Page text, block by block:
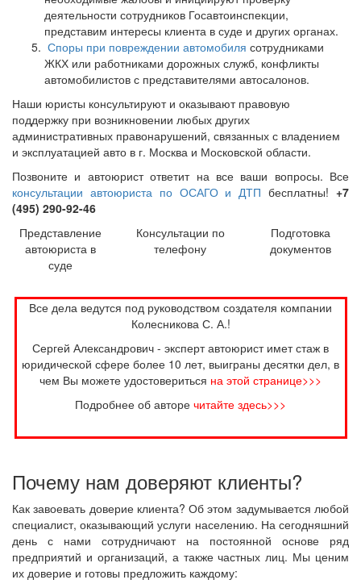
деятельности сотрудников Госавтоинспекции,
представим интересы клиента в суде и других органах.
Споры при повреждении автомобиля сотрудниками
ЖКХ или работниками дорожных служб, конфликты
автомобилистов с представителями автосалонов.
Наши юристы консультируют и оказывают правовую
поддержку при возникновении любых других
административных правонарушений, связанных с владением
и эксплуатацией авто в г. Москва и Московской области.
Позвоните и автоюрист ответит на все ваши вопросы. Все
консультации автоюриста по ОСАГО и ДТП бесплатны!+7
(495) 290-92-46
Представление
автоюриста в
суде
Консультации по
телефону
Подготовка
документов
Все дела ведутся под руководством создателя компании
Колесникова С. А.!
Сергей Александрович - эксперт автоюрист имет стаж в
юридической сфере более 10 лет, выиграны десятки дел, в
чем Вы можете удостовериться на этой странице>>>
Подробнее об авторе читайте здесь>>>
Почему нам доверяют клиенты?
Как завоевать доверие клиента? Об этом задумывается любой
специалист, оказывающий услуги населению. На сегодняшний
день с нами сотрудничают на постоянной основе ряд
предприятий и организаций, а также частных лиц. Мы ценим
их доверие и готовы предложить каждому: